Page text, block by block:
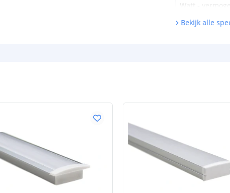
Watt -
Lumen per
Bescherming
Plakstrip
Bekijk alle